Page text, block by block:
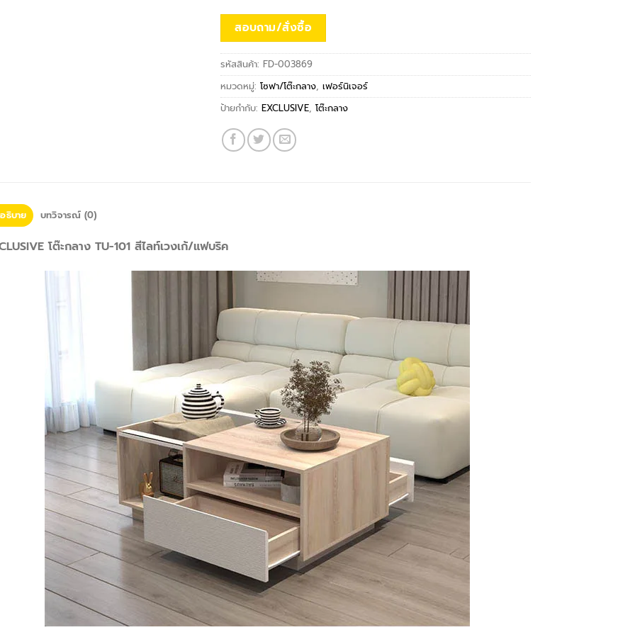
สอบถาม/สั่งซื้อ
รหัสสินค้า:FD-003869
หมวดหมู่:โซฟา/โต๊ะกลาง,เฟอร์นิเจอร์
ป้ายกำกับ:EXCLUSIVE,โต๊ะกลาง
ธิบาย บทวิจารณ์ (0)
โต๊ะกลาง TU-101 สีไลท์เวงเก้/แฟบริค